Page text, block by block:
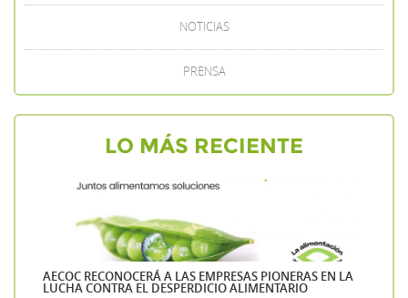
NOTICIAS
PRENSA
LO MÁS RECIENTE
AECOC RECONOCERÁ A LAS EMPRESAS PIONERAS EN LA
LUCHA CONTRA EL DESPERDICIO ALIMENTARIO